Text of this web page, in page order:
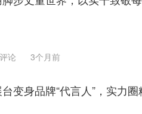
论 3个月前
变身品牌“代言人”，实力圈